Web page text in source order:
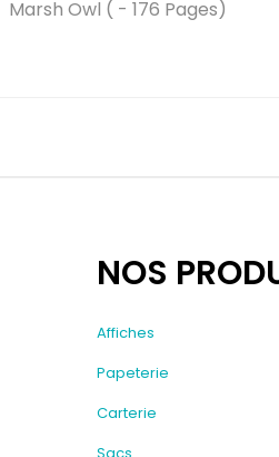
Marsh Owl ( - 176 Pages)
NOS
Affiches
Papeterie
Carterie